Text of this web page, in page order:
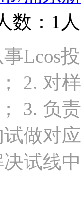
数：1
Lcos
2. 对
3. 负
做对
试线